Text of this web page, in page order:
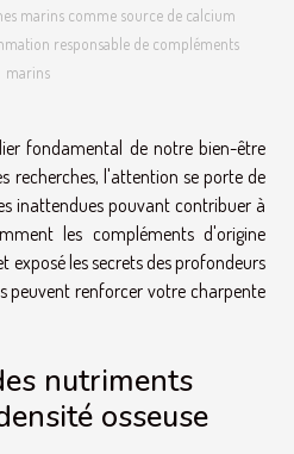
marins comme source de calcium
responsable de compléments
marins
fondamental de notre bien-être
recherches, l'attention se porte de
inattendues pouvant contribuer à
les compléments d'origine
exposé les secrets des profondeurs
peuvent renforcer votre charpente
nutriments
osseuse